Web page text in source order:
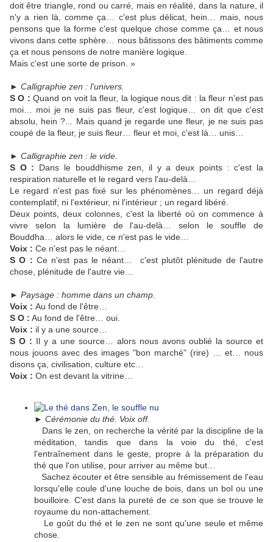
doit être triangle, rond ou carré, mais en réalité, dans la nature, il
n'y a rien là, comme ça… c'est plus délicat, hein… mais, nous
pensons que la forme c'est quelque chose comme ça… et nous
vivons dans cette sphère… nous bâtissons des bâtiments comme
ça et nous pensons de notre manière logique.
Mais c'est une sorte de prison. »
► Calligraphie zen : l'univers.
S O : Quand on voit la fleur, la logique nous dit : la fleur n'est pas
moi… moi je ne suis pas fleur, c'est logique… on dit que c'est
absolu, hein ?... Mais quand je regarde une fleur, je ne suis pas
coupé de la fleur, je suis fleur… fleur et moi, c'est là… unis…
► Calligraphie zen : le vide
S O : Dans le bouddhisme zen, il y a deux points : c'est la
respiration naturelle et le regard vers l'au-delà…
Le regard n'est pas fixé sur les phénomènes… un regard déjà
contemplatif, ni l'extérieur, ni l'intérieur ; un regard libéré.
Deux points, deux colonnes, c'est la liberté où on commence à
vivre selon la lumière de l'au-delà… selon le souffle de
Bouddha… alors le vide, ce n'est pas le vide…
Voix : Ce n'est pas le néant…
S O : Ce n'est pas le néant… c'est plutôt plénitude de l'autre
chose, plénitude de l'autre vie…
► Paysage : homme dans un champ.
Voix : Au fond de l'être…
S O : Au fond de l'être… oui.
Voix : il y a une source…
S O : Il y a une source… alors nous avons oublié la source et
nous jouons avec des images "bon marché" (rire) … et… nous
disons ça, civilisation, culture etc…
Voix : On est devant la vitrine…
► Cérémonie du thé. Voix off.
Dans le zen, on recherche la vérité par la discipline de la
méditation, tandis que dans la voie du thé, c'est
l'entraînement dans le geste, propre à la préparation du
thé que l'on utilise, pour arriver au même but…
Sachez écouter et être sensible au frémissement de l'eau
lorsqu'elle coule d'une louche de bois, dans un bol ou une
bouilloire. C'est dans la pureté de ce son que se trouve le
royaume du non-attachement.
Le goût du thé et le zen ne sont qu'une seule et même
chose.